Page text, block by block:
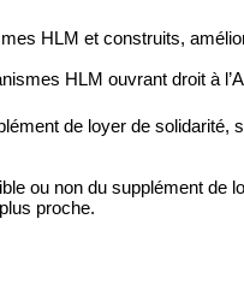
HLM et construits,
HLM ouvrant droit à
de loyer de solidarité,
ou non du supplément de
proche.